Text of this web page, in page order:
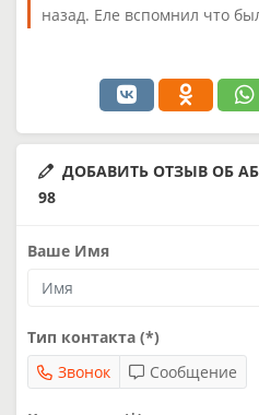
назад. Еле вспомнил что
ДОБАВИТЬ ОТЗЫВ ОБ
98
Ваше Имя
Тип контакта (*)
Звонок
Сообщение